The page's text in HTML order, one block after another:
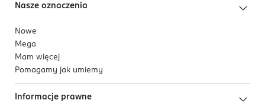
Nasze oznaczenia
Nowe
Mega
Mam więcej
Pomagamy jak umiemy
Informacje prawne